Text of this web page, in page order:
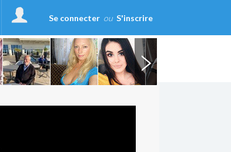
Se connecter ou S'inscrire